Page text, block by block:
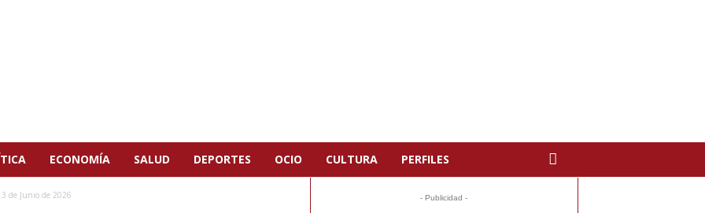
ECONOMÍA SALUD DEPORTES OCIO CULTURA PERFILES
de Junio de 2026 - Publicidad -